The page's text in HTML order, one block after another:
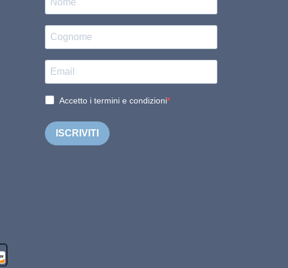
Accetto i termini e condizioni
ISCRIVITI